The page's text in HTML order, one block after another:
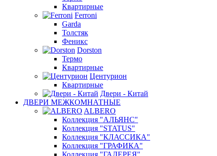
Квартирные
Ferroni
Garda
Толстяк
Феникс
Dorston
Термо
Квартирные
Центурион
Квартирные
Двери - Китай
ДВЕРИ МЕЖКОМНАТНЫЕ
ALBERO
Коллекция "АЛЬЯНС"
Коллекция "STATUS"
Коллекция "КЛАССИКА"
Коллекция "ГРАФИКА"
Коллекция "ГАЛЕРЕЯ"